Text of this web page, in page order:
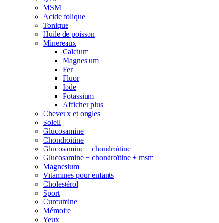
MSM
Acide folique
Tonique
Huile de poisson
Minereaux
Calcium
Magnesium
Fer
Fluor
Iode
Potassium
Afficher plus
Cheveux et ongles
Soleil
Glucosamine
Chondroitine
Glucosamine + chondroïtine
Glucosamine + chondroïtine + msm
Magnesium
Vitamines pour enfants
Cholestérol
Sport
Curcumine
Mémoire
Yeux